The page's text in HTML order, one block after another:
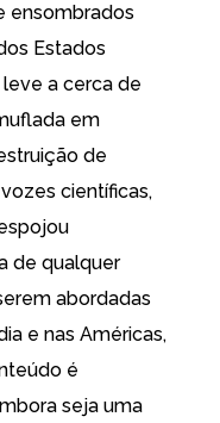
ensombrados
Estados
a cerca de
em
de
científicas,
de qualquer
abordadas
e nas Américas,
é
seja uma